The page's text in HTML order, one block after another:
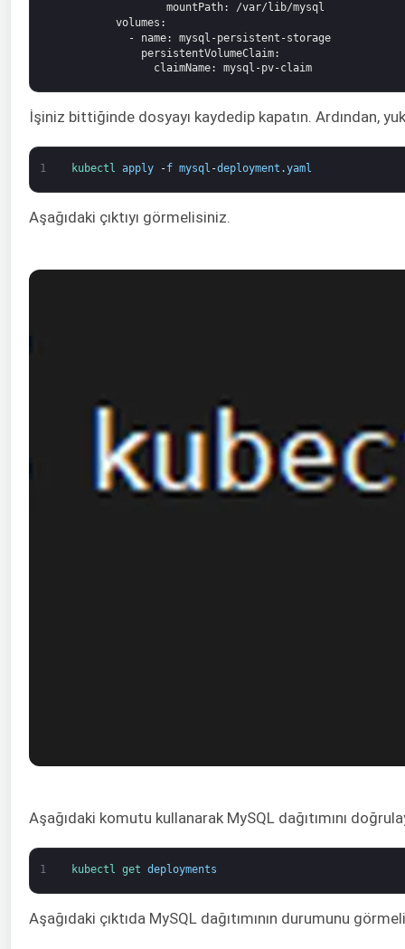
mountPath: /var/lib/mysql
volumes :
-
name: mysql-persistent-storage
persistentVolumeClaim:
claimName: mysql-pv-claim
İşiniz bittiğinde dosyayı kaydedip kapatın. Ardından,
1 kubectl apply -f mysql -deployment .yaml
Aşağıdaki çıktıyı görmelisiniz.
Aşağıdaki komutu kullanarak MySQL dağıtımını
1 kubectl get deployments
Aşağıdaki çıktıda MySQL dağıtımının durumunu